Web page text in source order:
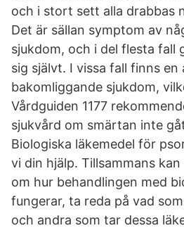
och i stort sett alla drabbas
Det är sällan symptom av
sjukdom, och i del flesta fall
sig självt. I vissa fall finns en
bakomliggande sjukdom,
Vårdguiden 1177
sjukvård om smärtan inte
Biologiska läkemedel för
vi din hjälp. Tillsammans
om hur behandlingen med
fungerar, ta reda på vad
och andra som tar dessa